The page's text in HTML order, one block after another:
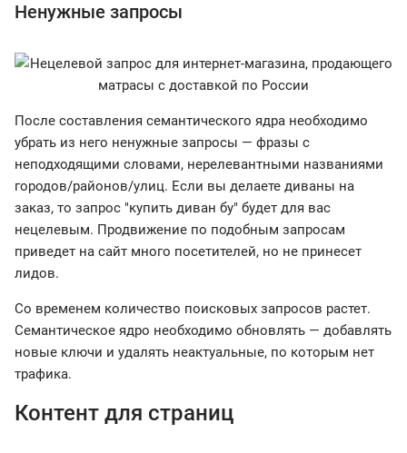
Ненужные запросы
После составления семантического ядра необходимо
убрать из него ненужные запросы — фразы с
неподходящими словами, нерелевантными названиями
городов/районов/улиц. Если вы делаете диваны на
заказ, то запрос "купить диван бу" будет для вас
нецелевым. Продвижение по подобным запросам
приведет на сайт много посетителей, но не принесет
лидов.
Со временем количество поисковых запросов растет.
Семантическое ядро необходимо обновлять — добавлять
новые ключи и удалять неактуальные, по которым нет
трафика.
Контент для страниц